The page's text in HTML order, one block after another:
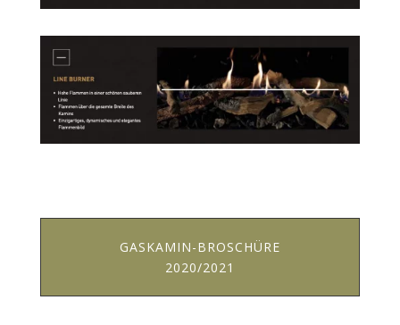
GASKAMIN-BROSCHÜRE
2020/2021